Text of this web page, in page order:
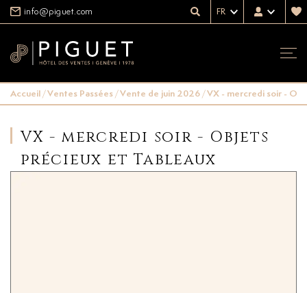
info@piguet.com FR
Accueil/Ventes Passées/Vente de juin 2026/VX - mercredi soir -
VX - mercredi soir - Objets
précieux et Tableaux